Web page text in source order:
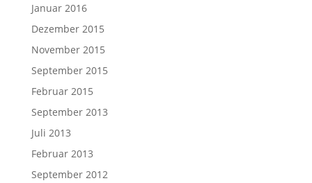
Januar 2016
Dezember 2015
November 2015
September 2015
Februar 2015
September 2013
Juli 2013
Februar 2013
September 2012